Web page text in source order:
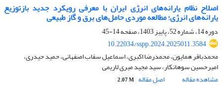
اصلاح نظام یارانه‌های انرژی ایران با معرفی رویکرد جدید بازتوزیع
یارانه‌های انرژی؛ مطالعه موردی حامل‌های برق و گاز طبیعی
دوره 14، شماره 52، پاییز 1403، صفحه
14-45
10.22034/sspp.2024.2025011.3584
محمدباقر همایون، محمدرضا اکبری، اسماعیل سقاب اصفهانی، حمید حیدری،
امیرحسین سوهانکار، سید مجید میری لاریمی
مشاهده مقاله
اصل مقاله 2.07 M